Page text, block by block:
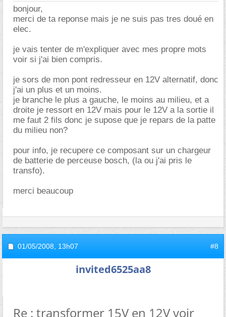
bonjour,
merci de ta reponse mais je ne suis pas tres doué en
elec.
je vais tenter de m'expliquer avec mes propre mots
voir si j'ai bien compris.
je sors de mon pont redresseur en 12V alternatif, donc
j'ai un plus et un moins.
je branche le plus a gauche, le moins au milieu, et a
droite je ressort en 12V mais pour le 12V a la sortie il
me faut 2 fils donc je supose que je repars de la patte
du milieu non?
pour info, je recupere ce composant sur un chargeur
de batterie de perceuse bosch, (la ou j'ai pris le
transfo).
merci beaucoup
01/05/2008, 13h07 #8
invited6525aa8
Re : transformer 15V en 12V voir